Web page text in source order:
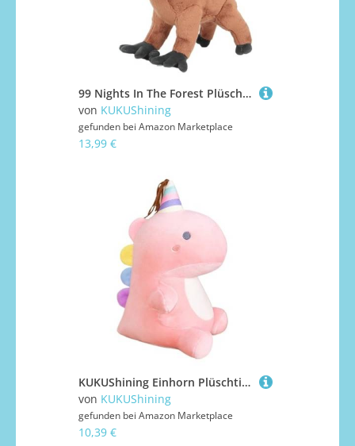
99 Nights In The Forest Plüschtier, Reizendes Kuscheltier Das Hirsch Bösewicht Spielcharakter for Sammler und Gamer-Fans (Lying)
von KUKUShining
gefunden bei Amazon Marketplace
13,99 €
KUKUShining Einhorn Plüschtier, Kuschelig Weiches Lustiges Stofftier Dinosaurier Puppen Plüschkissen for Kinder Geburtstagsgeschenk(Pink,23cm/9.05in)
von KUKUShining
gefunden bei Amazon Marketplace
10,39 €